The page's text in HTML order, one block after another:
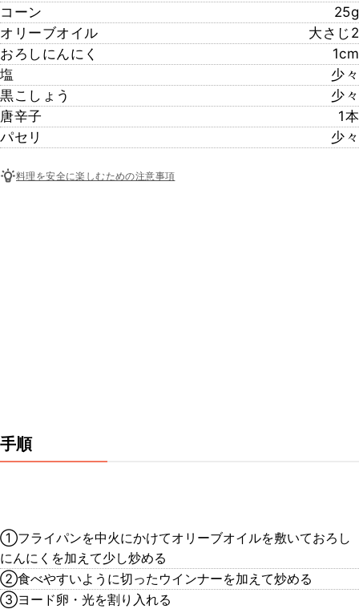
コーン
25g
オリーブオイル
大さじ2
おろしにんにく
1cm
塩
少々
黒こしょう
少々
唐辛子
1本
パセリ
少々
料理を安全に楽しむための注意事項
手順
①フライパンを中火にかけてオリーブオイルを敷いておろし
にんにくを加えて少し炒める
②食べやすいように切ったウインナーを加えて炒める
③ヨード卵・光を割り入れる